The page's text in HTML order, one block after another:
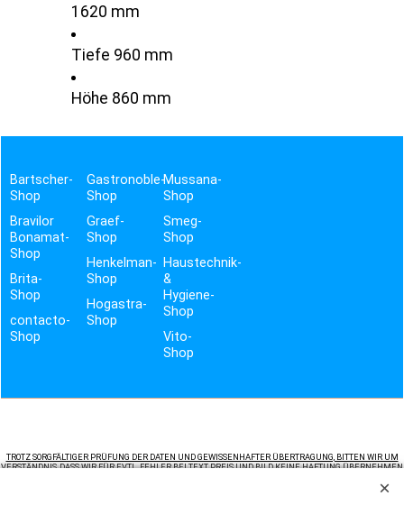
1620 mm
Tiefe 960 mm
Höhe 860 mm
Bartscher-
Shop
Bravilor
Bonamat-
Shop
Brita-
Shop
contacto-
Shop
Gastronoble-
Shop
Graef-
Shop
Henkelman-
Shop
Hogastra-
Shop
Mussana-
Shop
Smeg-
Shop
Haustechnik-
&
Hygiene-
Shop
Vito-
Shop
TROTZ SORGFÄLTIGER PRÜFUNG DER DATEN UND GEWISSENHAFTER ÜBERTRAGUNG, BITTEN WIR UM
VERSTÄNDNIS, DASS WIR FÜR EVTL. FEHLER BEI TEXT, PREIS UND BILD KEINE HAFTUNG ÜBERNEHMEN